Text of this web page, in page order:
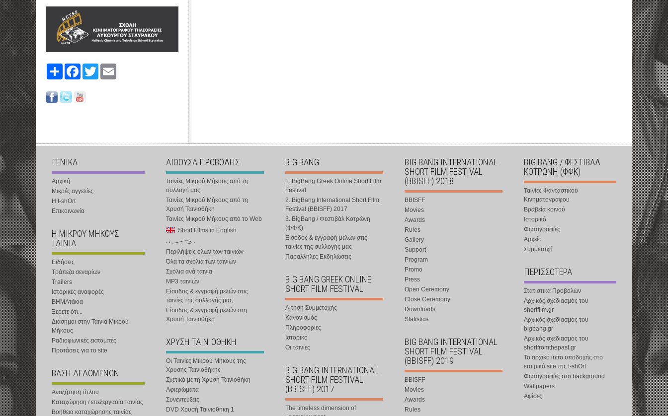
Share FacebookTwitter
ΓΕΝΙΚΑ
Αρχική
Μικρές αγγελίες
Η t-shOrt
Επικοινωνία
Η ΜΙΚΡΟΥ ΜΗΚΟΥΣ
ΤΑΙΝΙΑ
Ειδήσεις
Τράπεζα σεναρίων
Trailers
Ιστορικές αναφορές
ΒΗΜΑτάκια
Ξέρετε ότι...
Διάσημοι στην Ταινία Μικρού
Μήκους
Ραδιοφωνικές εκπομπές
Προτάσεις για το site
ΒΑΣΗ ΔΕΔΟΜΕΝΩΝ
Αναζήτηση τίτλου
Καταχώρηση / επεξεργασία ταινίας
Βοήθεια καταχώρησης ταινίας
ΑΙΘΟΥΣΑ ΠΡΟΒΟΛΗΣ
Ταινίες Μικρού Μήκους από τη
συλλογή μας
Ταινίες Μικρού Μήκους από τη
Χρυσή Ταινιοθήκη
Ταινίες Μικρού Μήκους από το Web
Short Films in English
Περιλήψεις όλων των ταινιών
Όλα τα σχόλια των ταινιών
Σχόλια ανά ταινία
MP3 ταινιών
Είσοδος & εγγραφή μελών στις
ταινίες της συλλογής μας
Είσοδος & εγγραφή μελών στη
Χρυσή Ταινιοθήκη
ΧΡΥΣΗ ΤΑΙΝΙΟΘΗΚΗ
Οι Ταινίες Μικρού Μήκους της
Χρυσής Ταινιοθήκης
Σχετικά με τη Χρυσή Ταινιοθήκη
Αφιερώματα
Συνεντεύξεις
DVD Χρυσή Ταινιοθήκη 1
BIG BANG
1. BigBang Greek Online Short Film
Festival
2. BigBang International Short Film
Festival (BBISFF) 2017
3. BigBang / Φεστιβάλ Κοτρώνη
(ΦΦΚ)
Είσοδος & εγγραφή μελών στις
ταινίες της συλλογής μας
Παραλληλες Εκδηλώσεις
BIG BANG GREEK ONLINE
SHORT FILM FESTIVAL
Αίτηση Συμμετοχής
Κανονισμός
Πληροφορίες
Ιστορικό
Οι ταινίες
BIG BANG INTERNATIONAL
SHORT FILM FESTIVAL
(BBISFF) 2017
The timeless dimension of
BIG BANG INTERNATIONAL
SHORT FILM FESTIVAL
(BBISFF) 2018
BBISFF
Movies
Awards
Rules
Gallery
Support
Program
Promo
Press
Open Ceremony
Close Ceremony
Downloads
Statistics
BIG BANG INTERNATIONAL
SHORT FILM FESTIVAL
(BBISFF) 2019
BBISFF
Movies
Awards
Rules
BIG BANG / ΦΕΣΤΙΒΑΛ
ΚΟΤΡΩΝΗ (ΦΦΚ)
Ταινίες Φανταστικού
Κινηματογράφου
Βραβεία κοινού
Ιστορικό
Φωτογραφίες
Αρχείο
Συμμετοχή
ΠΕΡΙΣΣΟΤΕΡΑ
Στατιστικά Προβολών
Αρχικός σχεδιασμός του
shortfilm.gr
Αρχικός σχεδιασμός του
bigbang.gr
Αρχικός σχεδιασμός του
shortfromthepast.gr
Το αρχικό intro υποδοχής στο
εταιρικό site της t-shOrt
Φωτογραφίες στο background
Wallpapers
Αφίσες